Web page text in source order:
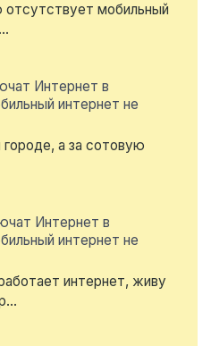
мобильный
Интернет в
интернет не
а за сотовую
Интернет в
интернет не
интернет, живу